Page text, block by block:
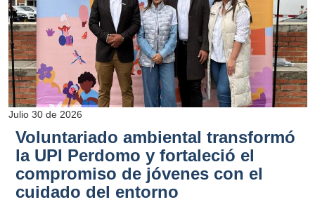
Julio 30 de 2026
Voluntariado ambiental transformó
la UPI Perdomo y fortaleció el
compromiso de jóvenes con el
cuidado del entorno